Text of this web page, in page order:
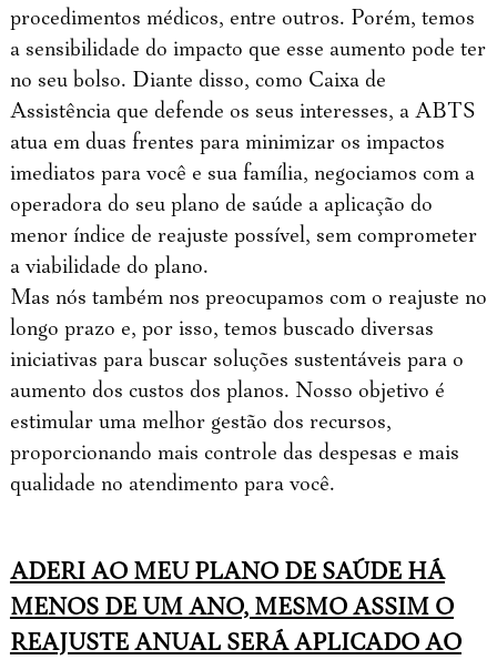
procedimentos médicos, entre outros. Porém, temos
a sensibilidade do impacto que esse aumento pode ter
no seu bolso. Diante disso, como Caixa de
Assistência que defende os seus interesses, a ABTS
atua em duas frentes para minimizar os impactos
imediatos para você e sua família, negociamos com a
operadora do seu plano de saúde a aplicação do
menor índice de reajuste possível, sem comprometer
a viabilidade do plano.
Mas nós também nos preocupamos com o reajuste no
longo prazo e, por isso, temos buscado diversas
iniciativas para buscar soluções sustentáveis para o
aumento dos custos dos planos. Nosso objetivo é
estimular uma melhor gestão dos recursos,
proporcionando mais controle das despesas e mais
qualidade no atendimento para você.
ADERI AO MEU PLANO DE SAÚDE HÁ
MENOS DE UM ANO, MESMO ASSIM O
REAJUSTE ANUAL SERÁ APLICADO AO